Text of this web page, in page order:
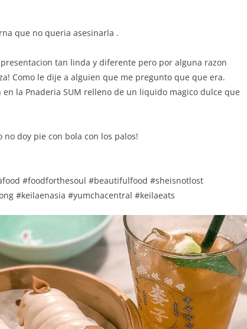
que no queria asesinarla .
tan linda y diferente pero por alguna razon
Como le dije a alguien que me pregunto que que era.
la Pnaderia SUM relleno de un liquido magico dulce que
doy pie con bola con los palos!
#foodforthesoul #beautifulfood #sheisnotlost
#keilaenasia #yumchacentral #keilaeats